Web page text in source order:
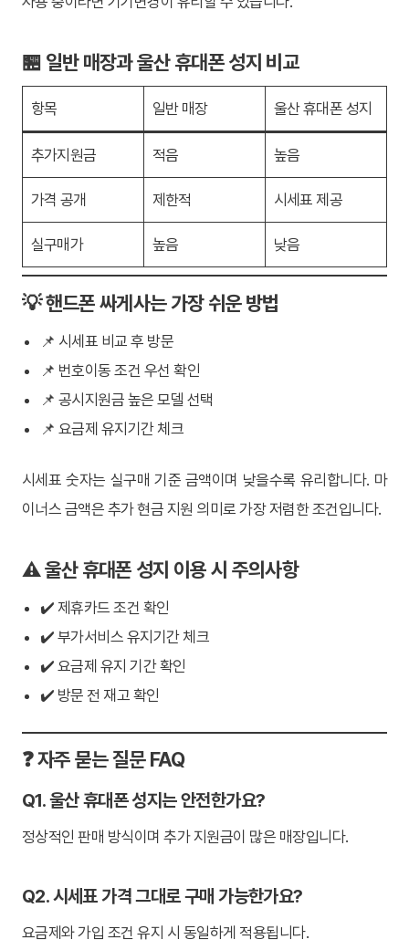
🏪 일반 매장과 울산 휴대폰 성지 비교
항목 일반 매장 울산 휴대폰 성지
추가지원금 적음 높음
가격 공개 제한적 시세표 제공
실구매가 높음 낮음
💡 핸드폰 싸게사는 가장 쉬운 방법
📌 시세표 비교 후 방문
📌 번호이동 조건 우선 확인
📌 공시지원금 높은 모델 선택
📌 요금제 유지기간 체크
시세표 숫자는 실구매 기준 금액이며 낮을수록 유리합니다. 마
이너스 금액은 추가 현금 지원 의미로 가장 저렴한 조건입니다.
⚠️ 울산 휴대폰 성지 이용 시 주의사항
✔️ 제휴카드 조건 확인
✔️ 부가서비스 유지기간 체크
✔️ 요금제 유지 기간 확인
✔️ 방문 전 재고 확인
❓ 자주 묻는 질문 FAQ
Q1. 울산 휴대폰 성지는 안전한가요?
정상적인 판매 방식이며 추가 지원금이 많은 매장입니다.
Q2. 시세표 가격 그대로 구매 가능한가요?
요금제와 가입 조건 유지 시 동일하게 적용됩니다.